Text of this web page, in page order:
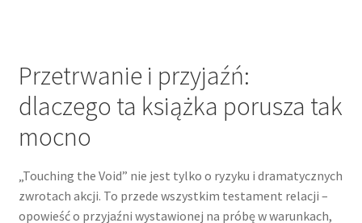
Przetrwanie i przyjaźń:
dlaczego ta książka porusza tak
mocno
„Touching the Void” nie jest tylko o ryzyku i dramatycznych
zwrotach akcji. To przede wszystkim testament relacji –
opowieść o przyjaźni wystawionej na próbę w warunkach,